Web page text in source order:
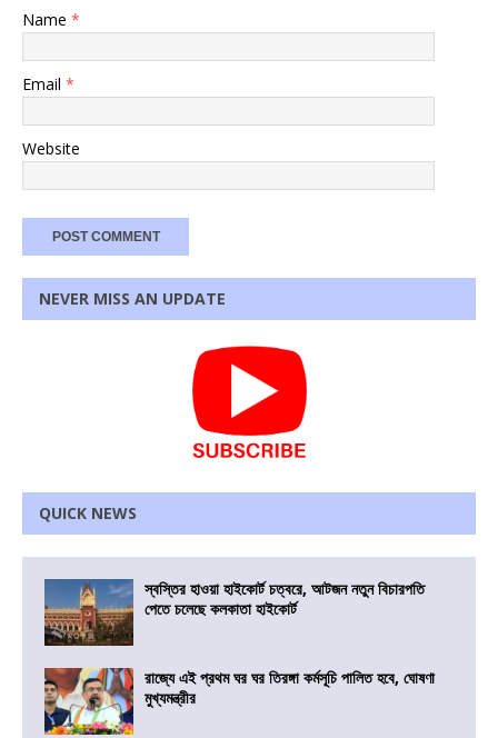
Name *
Email *
Website
NEVER MISS AN UPDATE
QUICK NEWS
স্বস্তির হাওয়া হাইকোর্ট চত্বরে, আটজন নতুন বিচারপতি
পেতে চলেছে কলকাতা হাইকোর্ট
রাজ্যে এই প্রথম ঘর ঘর তিরঙ্গা কর্মসূচি পালিত হবে, ঘোষণা
মুখ্যমন্ত্রীর